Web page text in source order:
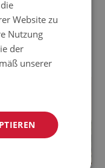
Website zu
Nutzung
der
unserer